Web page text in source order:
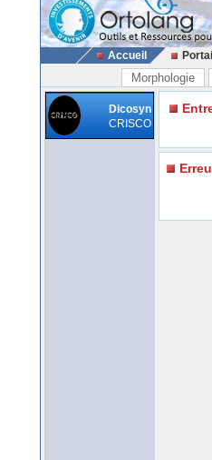
Accueil
Morphologie
Dicosyn
CRISCO